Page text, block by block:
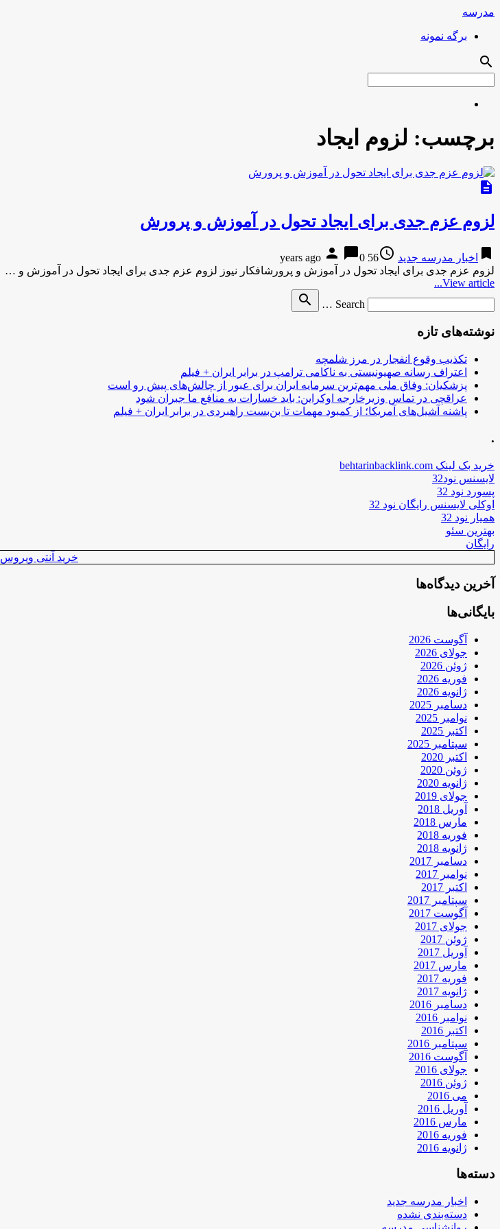
مدرسه
برگه نمونه
search
برچسب: لزوم ایجاد
description
لزوم عزم جدی برای ایجاد تحول در آموزش و پرورش
bookmark اخبار مدرسه جدید access_time
56 years ago
person chat_bubble0
لزوم عزم جدی برای ایجاد تحول در آموزش و پرورشافکار نیوز لزوم عزم جدی برای ایجاد تحول در آموزش و …
View article...
Search …
search
نوشته‌های تازه
تکذیب وقوع انفجار در مرز شلمچه
اعتراف رسانه صهیونیستی به ناکامی ترامپ در برابر ایران + فیلم
پزشکیان: وفاق ملی مهم‌ترین سرمایه ایران برای عبور از چالش‌های پیش رو است
عراقچی در تماس وزیرخارجه اوکراین: باید خسارات به منافع ما جبران شود
پاشنه آشیل‌های آمریکا؛ از کمبود مهمات تا بن‌بست راهبردی در برابر ایران + فیلم
.
خرید بک لینک behtarinbacklink.com
لایسنس نود32
پسورد نود 32
اوکلی لایسنس رایگان نود 32
همیار نود 32
بهترین سئو
رایگان
خرید آنتی ویروس
آخرین دیدگاه‌ها
بایگانی‌ها
آگوست 2026
جولای 2026
ژوئن 2026
فوریه 2026
ژانویه 2026
دسامبر 2025
نوامبر 2025
اکتبر 2025
سپتامبر 2025
اکتبر 2020
ژوئن 2020
ژانویه 2020
جولای 2019
آوریل 2018
مارس 2018
فوریه 2018
ژانویه 2018
دسامبر 2017
نوامبر 2017
اکتبر 2017
سپتامبر 2017
آگوست 2017
جولای 2017
ژوئن 2017
آوریل 2017
مارس 2017
فوریه 2017
ژانویه 2017
دسامبر 2016
نوامبر 2016
اکتبر 2016
سپتامبر 2016
آگوست 2016
جولای 2016
ژوئن 2016
می 2016
آوریل 2016
مارس 2016
فوریه 2016
ژانویه 2016
دسته‌ها
اخبار مدرسه جدید
دسته‌بندی نشده